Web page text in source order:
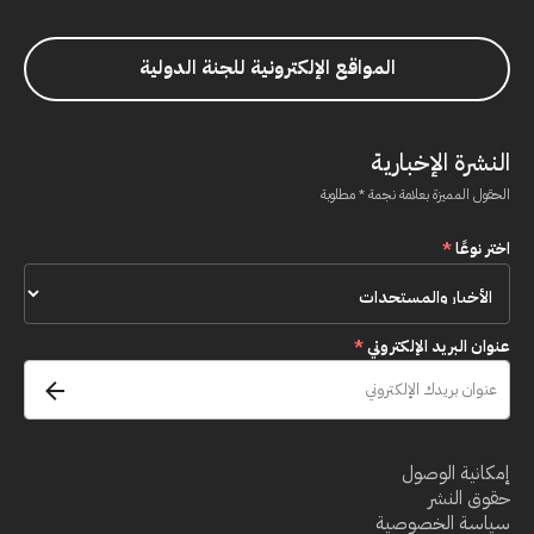
المواقع الإلكترونية للجنة الدولية
النشرة الإخبارية
الحقول المميزة بعلامة نجمة * مطلوبة
اختر نوعًا*
عنوان البريد الإلكتروني*
إمكانية الوصول
حقوق النشر
سياسة الخصوصية